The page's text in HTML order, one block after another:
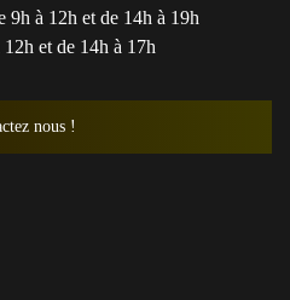
9h à 12h et de 14h à 19h
et de 14h à 17h
nous !